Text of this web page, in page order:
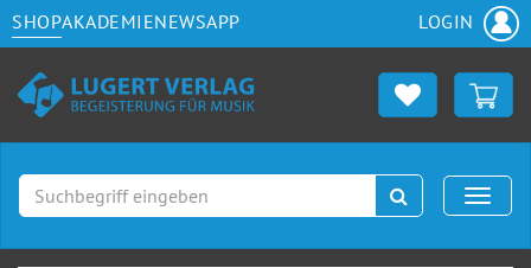
SHOPAKADEMIENEWSAPP LOGIN
Suchen